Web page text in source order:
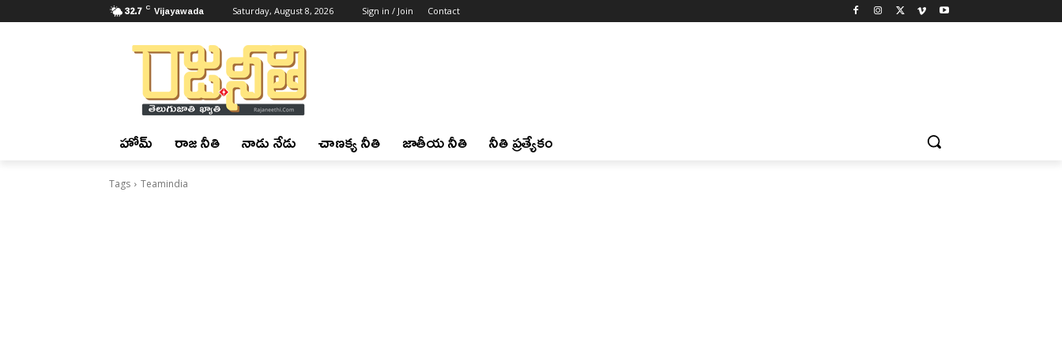
32.7 C Vijayawada Saturday, August 8, 2026 Sign in / Join Contact
హోమ్ రాజ నీతి నాడు నేడు చాణక్య నీతి జాతీయ నీతి నీతి ప్రత్యేకం
Tags Teamindia